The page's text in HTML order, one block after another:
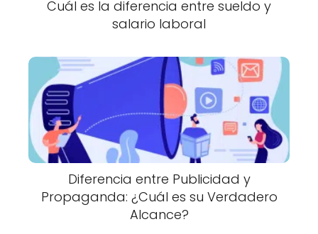
Cuál es la diferencia entre sueldo y
salario laboral
Diferencia entre Publicidad y
Propaganda: ¿Cuál es su Verdadero
Alcance?